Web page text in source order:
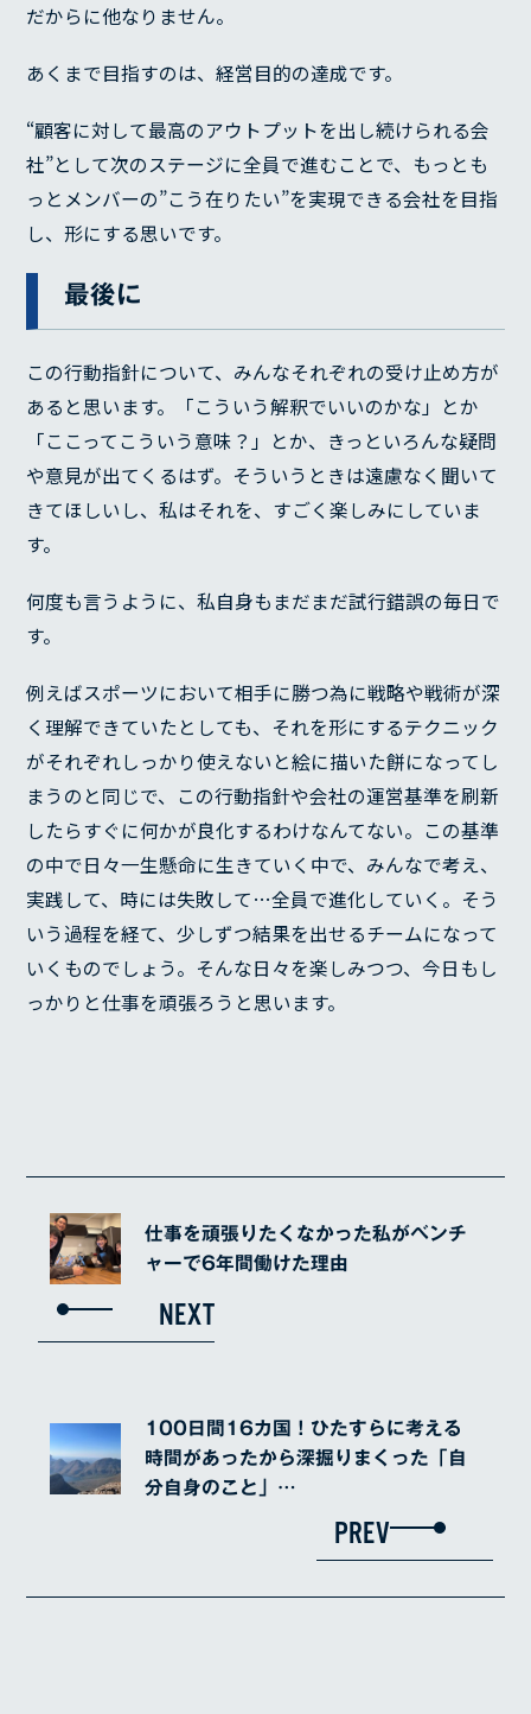
だからに他なりません。
あくまで目指すのは、経営目的の達成です。
“顧客に対して最高のアウトプットを出し続けられる会
社”として次のステージに全員で進むことで、もっとも
っとメンバーの”こう在りたい”を実現できる会社を目指
し、形にする思いです。
最後に
この行動指針について、みんなそれぞれの受け止め方が
あると思います。「こういう解釈でいいのかな」とか
「ここってこういう意味？」とか、きっといろんな疑問
や意見が出てくるはず。そういうときは遠慮なく聞いて
きてほしいし、私はそれを、すごく楽しみにしていま
す。
何度も言うように、私自身もまだまだ試行錯誤の毎日で
す。
例えばスポーツにおいて相手に勝つ為に戦略や戦術が深
く理解できていたとしても、それを形にするテクニック
がそれぞれしっかり使えないと絵に描いた餅になってし
まうのと同じで、この行動指針や会社の運営基準を刷新
したらすぐに何かが良化するわけなんてない。この基準
の中で日々一生懸命に生きていく中で、みんなで考え、
実践して、時には失敗して…全員で進化していく。そう
いう過程を経て、少しずつ結果を出せるチームになって
いくものでしょう。そんな日々を楽しみつつ、今日もし
っかりと仕事を頑張ろうと思います。
仕事を頑張りたくなかった私がベンチ
ャーで6年間働けた理由
NEXT
100日間16カ国！ひたすらに考える
時間があったから深掘りまくった「自
分自身のこと」…
PREV